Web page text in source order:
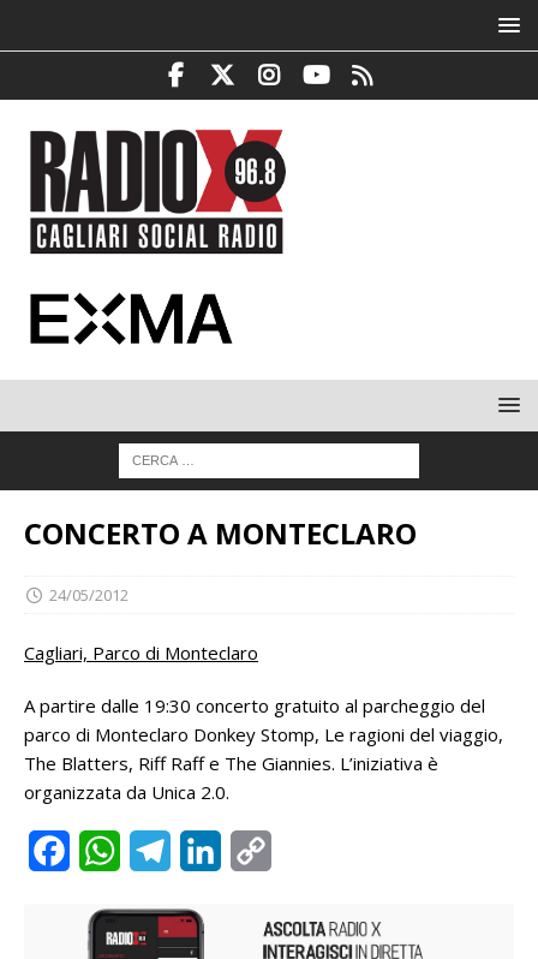
CONCERTO A MONTECLARO
24/05/2012
Cagliari, Parco di Monteclaro
A partire dalle 19:30 concerto gratuito al parcheggio del
parco di Monteclaro Donkey Stomp, Le ragioni del viaggio,
The Blatters, Riff Raff e The Giannies. L’iniziativa è
organizzata da Unica 2.0.
W
a
l
p